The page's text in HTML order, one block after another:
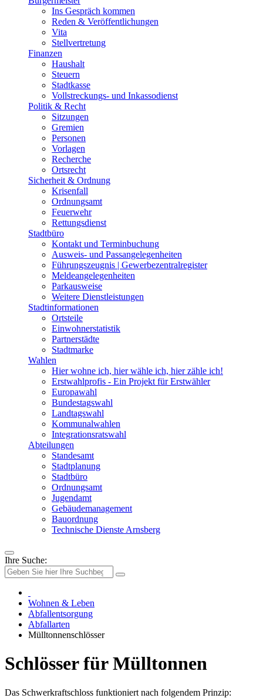
Ins Gespräch kommen
Reden & Veröffentlichungen
Vita
Stellvertretung
Finanzen
Haushalt
Steuern
Stadtkasse
Vollstreckungs- und Inkassodienst
Politik & Recht
Sitzungen
Gremien
Personen
Vorlagen
Recherche
Ortsrecht
Sicherheit & Ordnung
Krisenfall
Ordnungsamt
Feuerwehr
Rettungsdienst
Stadtbüro
Kontakt und Terminbuchung
Ausweis- und Passangelegenheiten
Führungszeugnis | Gewerbezentralregister
Meldeangelegenheiten
Parkausweise
Weitere Dienstleistungen
Stadtinformationen
Ortsteile
Einwohnerstatistik
Partnerstädte
Stadtmarke
Wahlen
Hier wohne ich, hier wähle ich, hier zähle ich!
Erstwahlprofis - Ein Projekt für Erstwähler
Europawahl
Bundestagswahl
Landtagswahl
Kommunalwahlen
Integrationsratswahl
Abteilungen
Standesamt
Stadtplanung
Stadtbüro
Ordnungsamt
Jugendamt
Gebäudemanagement
Bauordnung
Technische Dienste Arnsberg
Ihre Suche:
Wohnen & Leben
Abfallentsorgung
Abfallarten
Mülltonnenschlösser
Schlösser für Mülltonnen
Das Schwerkraftschloss funktioniert nach folgendem Prinzip: